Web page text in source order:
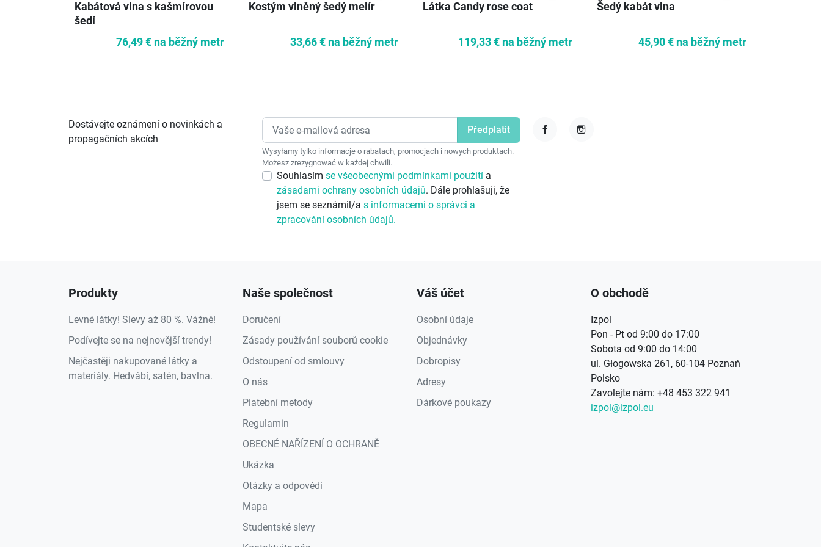
Kabátová vlna s kašmírovou
šedí
76,49 € na běžný metr
Kostým vlněný šedý melír
33,66 € na běžný metr
Látka Candy rose coat
119,33 € na běžný metr
Šedý kabát vlna
45,90 € na běžný metr
Dostávejte oznámení o novinkách a
propagačních akcích
Wysyłamy tylko informacje o rabatach, promocjach i nowych produktach.
Możesz zrezygnować w każdej chwili.
Souhlasím se všeobecnými podmínkami použití a
zásadami ochrany osobních údajů. Dále prohlašuji, že
jsem se seznámil/a s informacemi o správci a
zpracování osobních údajů.
Produkty
Levné látky! Slevy až 80 %. Vážně!
Podívejte se na nejnovější trendy!
Nejčastěji nakupované látky a
materiály. Hedvábí, satén, bavlna.
Naše společnost
Doručení
Zásady používání souborů cookie
Odstoupení od smlouvy
O nás
Platební metody
Regulamin
OBECNÉ NAŘÍZENÍ O OCHRANĚ
Ukázka
Otázky a odpovědi
Mapa
Studentské slevy
Váš účet
Osobní údaje
Objednávky
Dobropisy
Adresy
Dárkové poukazy
O obchodě
Izpol
Pon - Pt od 9:00 do 17:00
Sobota od 9:00 do 14:00
ul. Głogowska 261, 60-104 Poznań
Polsko
Zavolejte nám: +48 453 322 941
izpol@izpol.eu